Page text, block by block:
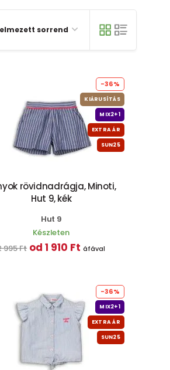
sorrend
-36%
KIÁRUSÍTÁS
MIX2+1
EXTRA ÁR
SUN25
rövidnadrágja, Minoti,
Hut 9, kék
Hut 9
Készleten
995 Ft od 1 910 Ft áfával
-36%
MIX2+1
EXTRA ÁR
SUN25